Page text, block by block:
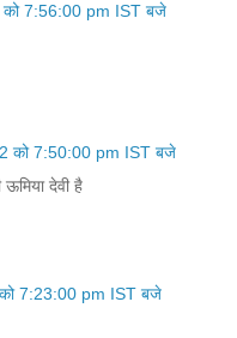
को 7:56:00 pm IST बजे
को 7:50:00 pm IST बजे
देवी है
को 7:23:00 pm IST बजे